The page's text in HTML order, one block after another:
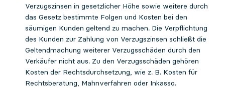
Verzugszinsen in gesetzlicher Höhe sowie weitere durch
das Gesetz bestimmte Folgen und Kosten bei den
säumigen Kunden geltend zu machen. Die Verpflichtung
des Kunden zur Zahlung von Verzugszinsen schließt die
Geltendmachung weiterer Verzugsschäden durch den
Verkäufer nicht aus. Zu den Verzugsschäden gehören
Kosten der Rechtsdurchsetzung, wie z. B. Kosten für
Rechtsberatung, Mahnverfahren oder Inkasso.